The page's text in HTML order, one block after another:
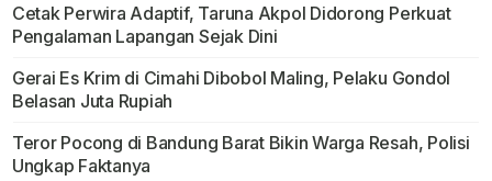
Cetak Perwira Adaptif, Taruna Akpol Didorong Perkuat
Pengalaman Lapangan Sejak Dini
Gerai Es Krim di Cimahi Dibobol Maling, Pelaku Gondol
Belasan Juta Rupiah
Teror Pocong di Bandung Barat Bikin Warga Resah, Polisi
Ungkap Faktanya